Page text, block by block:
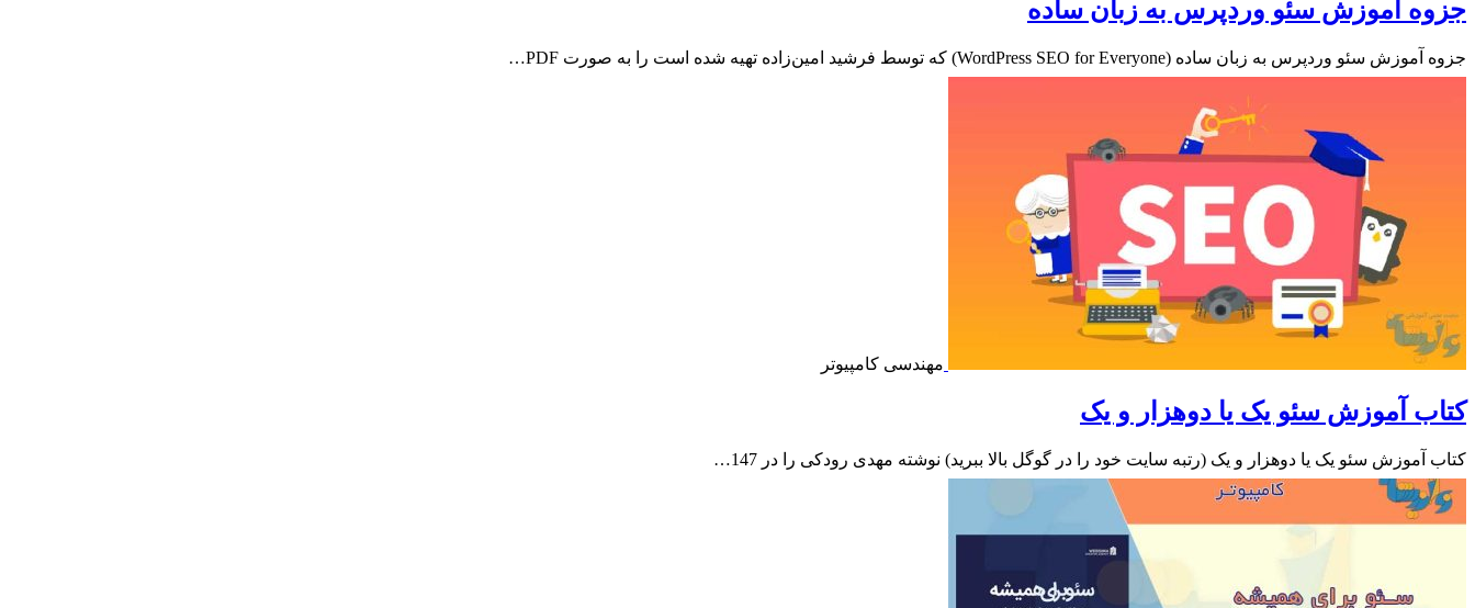
جزوه آموزش سئو وردپرس به زبان ساده
جزوه آموزش سئو وردپرس به زبان ساده (WordPress SEO for Everyone) که توسط فرشید امین‌زاده تهیه شده است را به صورت PDF…
مهندسی کامپیوتر
کتاب آموزش سئو یک یا دوهزار و یک
کتاب آموزش سئو یک یا دوهزار و یک (رتبه سایت خود را در گوگل بالا ببرید) نوشته مهدی رودکی را در 147…